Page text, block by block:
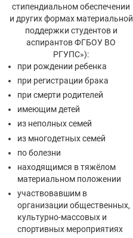
стипендиальном обеспечении
и других формах материальной
поддержки студентов и
аспирантов ФГБОУ ВО
РГУПС»):
при рождении ребенка
при регистрации брака
при смерти родителей
имеющим детей
из неполных семей
из многодетных семей
по болезни
находящимся в тяжёлом
материальном положении
участвовавшим в
организации общественных,
культурно-массовых и
спортивных мероприятиях